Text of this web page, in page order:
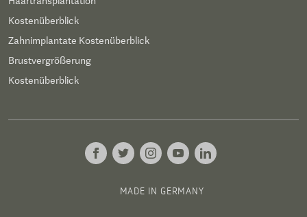
Kostenüberblick
Zahnimplantate Kostenüberblick
Brustvergrößerung
Kostenüberblick
MADE IN GERMANY